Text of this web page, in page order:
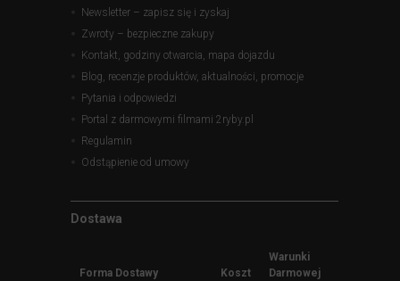
Newsletter – zapisz się i zyskaj
Zwroty – bezpieczne zakupy
Kontakt, godziny otwarcia, mapa dojazdu
Blog, recenzje produktów, aktualności, promocje
Pytania i odpowiedzi
Portal z darmowymi filmami 2ryby.pl
Regulamin
Odstąpienie od umowy
Dostawa
Forma Dostawy Koszt
Warunki
Darmowej